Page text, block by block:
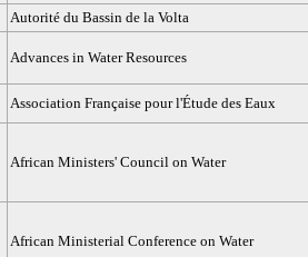
Autorité du Bassin de la Volta
Advances in Water Resources
Association Française pour l'Étude des Eaux
African Ministers' Council on Water
African Ministerial Conference on Water